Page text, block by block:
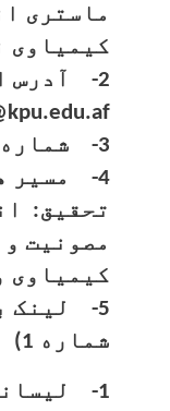
ماستری
کیمیاوی
2- آدرس
3- شماره تماس: 0784784795
4- مسیر
تحقیق:
مصونیت
کیمیاوی
5- لینک
شماره 1)
1-